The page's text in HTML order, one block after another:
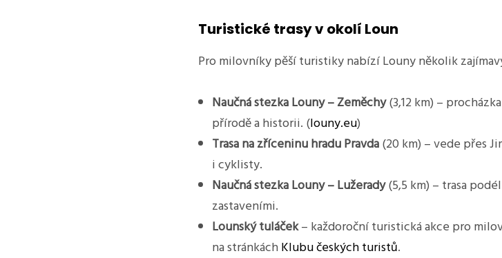
Turistické trasy v okolí Loun
Pro milovníky pěší turistiky nabízí Louny několik
Naučná stezka Louny – Zeměchy(3,12 km) –
přírodě a historii. (louny.eu)
Trasa na zříceninu hradu Pravda(20 km) – vede přes
i cyklisty.
Naučná stezka Louny – Lužerady(5,5 km) – trasa
zastaveními.
Lounský tuláček– každoroční turistická akce pro
na stránkáchKlubu českých turistů.